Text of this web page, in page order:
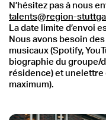
N’hésitez pas à nous
talents@region-
La date limite d’envoi
Nous avons besoin
musicaux (Spotify,
biographie du groupe/
résidence) et unelettre
maximum).